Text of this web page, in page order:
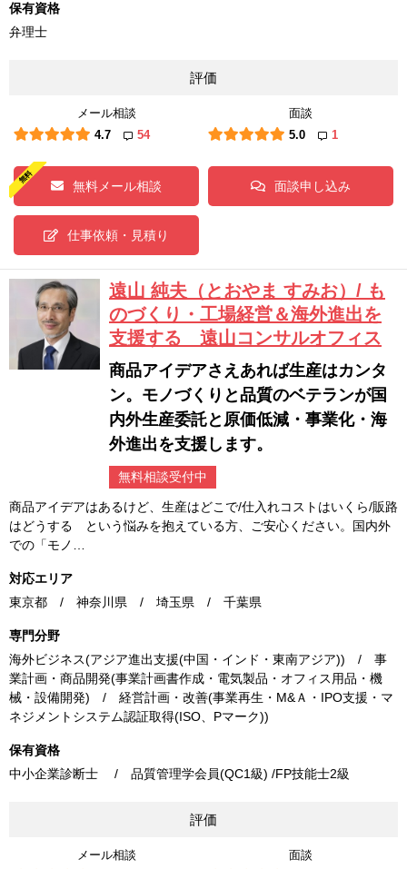
保有資格
弁理士
評価
メール相談
4.7
54
面談
5.0
1
無料メール相談 面談申し込み
仕事依頼・見積り
遠山 純夫（とおやま すみお）/ も
のづくり・工場経営＆海外進出を
支援する 遠山コンサルオフィス
商品アイデアさえあれば生産はカンタ
ン。モノづくりと品質のベテランが国
内外生産委託と原価低減・事業化・海
外進出を支援します。
無料相談受付中
商品アイデアはあるけど、生産はどこで/仕入れコストはいくら/販路
はどうする という悩みを抱えている方、ご安心ください。国内外
での「モノ…
対応エリア
東京都 / 神奈川県 / 埼玉県 / 千葉県
専門分野
海外ビジネス(アジア進出支援(中国・インド・東南アジア)) / 事
業計画・商品開発(事業計画書作成・電気製品・オフィス用品・機
械・設備開発) / 経営計画・改善(事業再生・M&Ａ・IPO支援・マ
ネジメントシステム認証取得(ISO、Pマーク))
保有資格
中小企業診断士 / 品質管理学会員(QC1級) /FP技能士2級
評価
メール相談
面談